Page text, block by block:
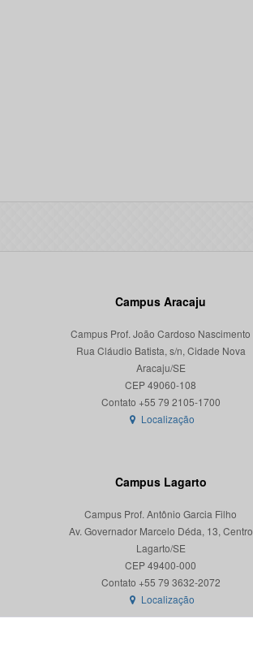
Campus Aracaju
Campus Prof. João Cardoso Nascimento
Rua Cláudio Batista, s/n, Cidade Nova
Aracaju/SE
CEP 49060-108
Localização
Campus Lagarto
Campus Prof. Antônio Garcia Filho
Av. Governador Marcelo Déda, 13, Centro
Lagarto/SE
CEP 49400-000
Localização